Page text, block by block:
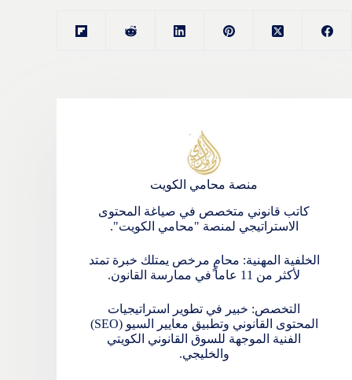
منصة محامي الكويت
كاتب قانوني متخصص في صياغة المحتوى
الاستراتيجي لمنصة "محامي الكويت".
الخلفية المهنية: محامٍ مرخص يمتلك خبرة تمتد
لأكثر من 11 عاماً في ممارسة القانون.
التخصص: خبير في تطوير استراتيجيات
المحتوى القانوني وتطبيق معايير السيو (SEO)
الفنية الموجهة للسوق القانوني الكويتي
والخليجي.